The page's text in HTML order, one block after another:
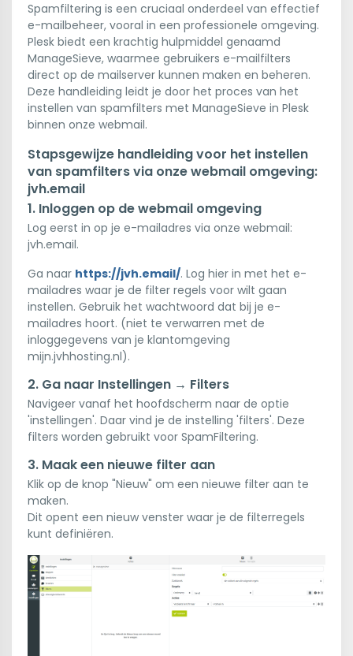
Spamfiltering is een cruciaal onderdeel van effectief
e-mailbeheer, vooral in een professionele omgeving.
Plesk biedt een krachtig hulpmiddel genaamd
ManageSieve, waarmee gebruikers e-mailfilters
direct op de mailserver kunnen maken en beheren.
Deze handleiding leidt je door het proces van het
instellen van spamfilters met ManageSieve in Plesk
binnen onze webmail.
Stapsgewijze handleiding voor het instellen
van spamfilters via onze webmail omgeving:
jvh.email
1. Inloggen op de webmail omgeving
Log eerst in op je e-mailadres via onze webmail:
jvh.email.
Ga naar https://jvh.email/. Log hier in met het e-
mailadres waar je de filter regels voor wilt gaan
instellen. Gebruik het wachtwoord dat bij je e-
mailadres hoort. (niet te verwarren met de
inloggegevens van je klantomgeving
mijn.jvhhosting.nl).
2. Ga naar Instellingen → Filters
Navigeer vanaf het hoofdscherm naar de optie
'instellingen'. Daar vind je de instelling 'filters'. Deze
filters worden gebruikt voor SpamFiltering.
3. Maak een nieuwe filter aan
Klik op de knop "Nieuw" om een nieuwe filter aan te
maken.
Dit opent een nieuw venster waar je de filterregels
kunt definiëren.